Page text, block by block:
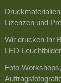
Lizenzen und
Wir drucken Ihr
LED-Leuchtbilder
Foto-